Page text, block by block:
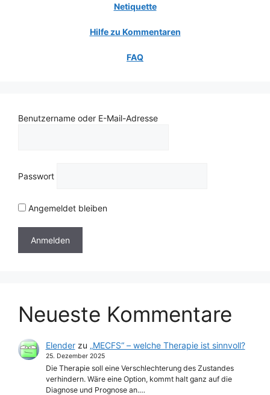
Netiquette
Hilfe zu Kommentaren
FAQ
Benutzername oder E-Mail-Adresse
Passwort
Angemeldet bleiben
Neueste Kommentare
Elenderzu „MECFS“ – welche Therapie ist sinnvoll?
25. Dezember 2025
Die Therapie soll eine Verschlechterung des Zustandes
verhindern. Wäre eine Option, kommt halt ganz auf die
Diagnose und Prognose an.…